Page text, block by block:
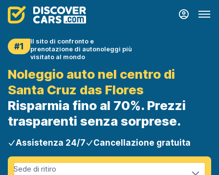
#1
Il sito di confronto e
prenotazione di autonoleggi più
visitato al mondo
Noleggio auto nel centro di
Santa Cruz das Flores
Risparmia fino al 70%. Prezzi
trasparenti senza sorprese.
Assistenza 24/7 Cancellazione gratuita
Sede di ritiro